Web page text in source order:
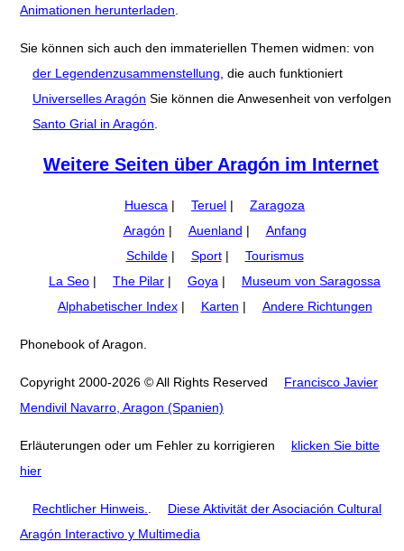
Animationen herunterladen.
Sie können sich auch den immateriellen Themen widmen: von
der Legendenzusammenstellung, die auch funktioniert
Universelles Aragón Sie können die Anwesenheit von verfolgen
Santo Grial in Aragón.
Weitere Seiten über Aragón im Internet
Huesca | Teruel |
Zaragoza
Aragón | Auenland |
Anfang
Schilde| Sport|
Tourismus
La Seo | The Pilar | Goya |
Museum von Saragossa
Alphabetischer Index| Karten | Andere Richtungen
Phonebook of Aragon.
Copyright 2000-2026 © All Rights Reserved
Francisco Javier
Mendivil Navarro, Aragon (Spanien)
Erläuterungen oder um Fehler zu korrigieren
klicken Sie bitte
hier
Rechtlicher Hinweis.
Diese Aktivität der Asociación Cultural
Aragón Interactivo y Multimedia